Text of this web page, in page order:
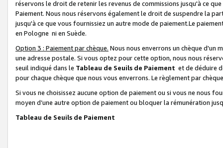
réservons le droit de retenir les revenus de commissions jusqu'à ce
Paiement. Nous nous réservons également le droit de suspendre la
jusqu'à ce que vous fournissiez un autre mode de paiement.Le
en Pologne ni en Suède.
Option 3 : Paiement par chèque. Nous nous enverrons un chèque d'un
une adresse postale. Si vous optez pour cette option, nous nous
seuil indiqué dans le Tableau de Seuils de Paiement et de déduire
pour chaque chèque que nous vous enverrons. Le règlement par
Si vous ne choisissez aucune option de paiement ou si vous ne nous
moyen d’une autre option de paiement ou bloquer la rémunération
Tableau de Seuils de Paiement